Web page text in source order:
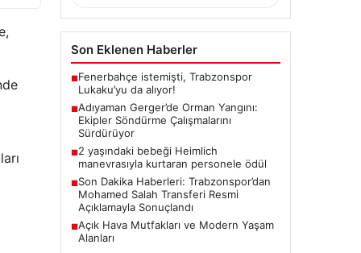
Son Eklenen Haberler
■Fenerbahçe istemişti, Trabzonspor
Lukaku’yu da alıyor!
■Adıyaman Gerger’de Orman Yangını:
Ekipler Söndürme Çalışmalarını
Sürdürüyor
■2 yaşındaki bebeği Heimlich
manevrasıyla kurtaran personele ödül
■Son Dakika Haberleri: Trabzonspor’dan
Mohamed Salah Transferi Resmi
Açıklamayla Sonuçlandı
■Açık Hava Mutfakları ve Modern Yaşam
Alanları